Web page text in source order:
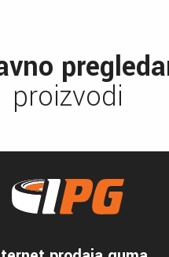
proizvodi